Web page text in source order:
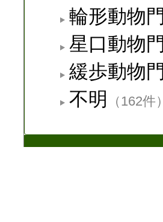
輪形動物門
星口動物門
緩歩動物門
不明
（162件）